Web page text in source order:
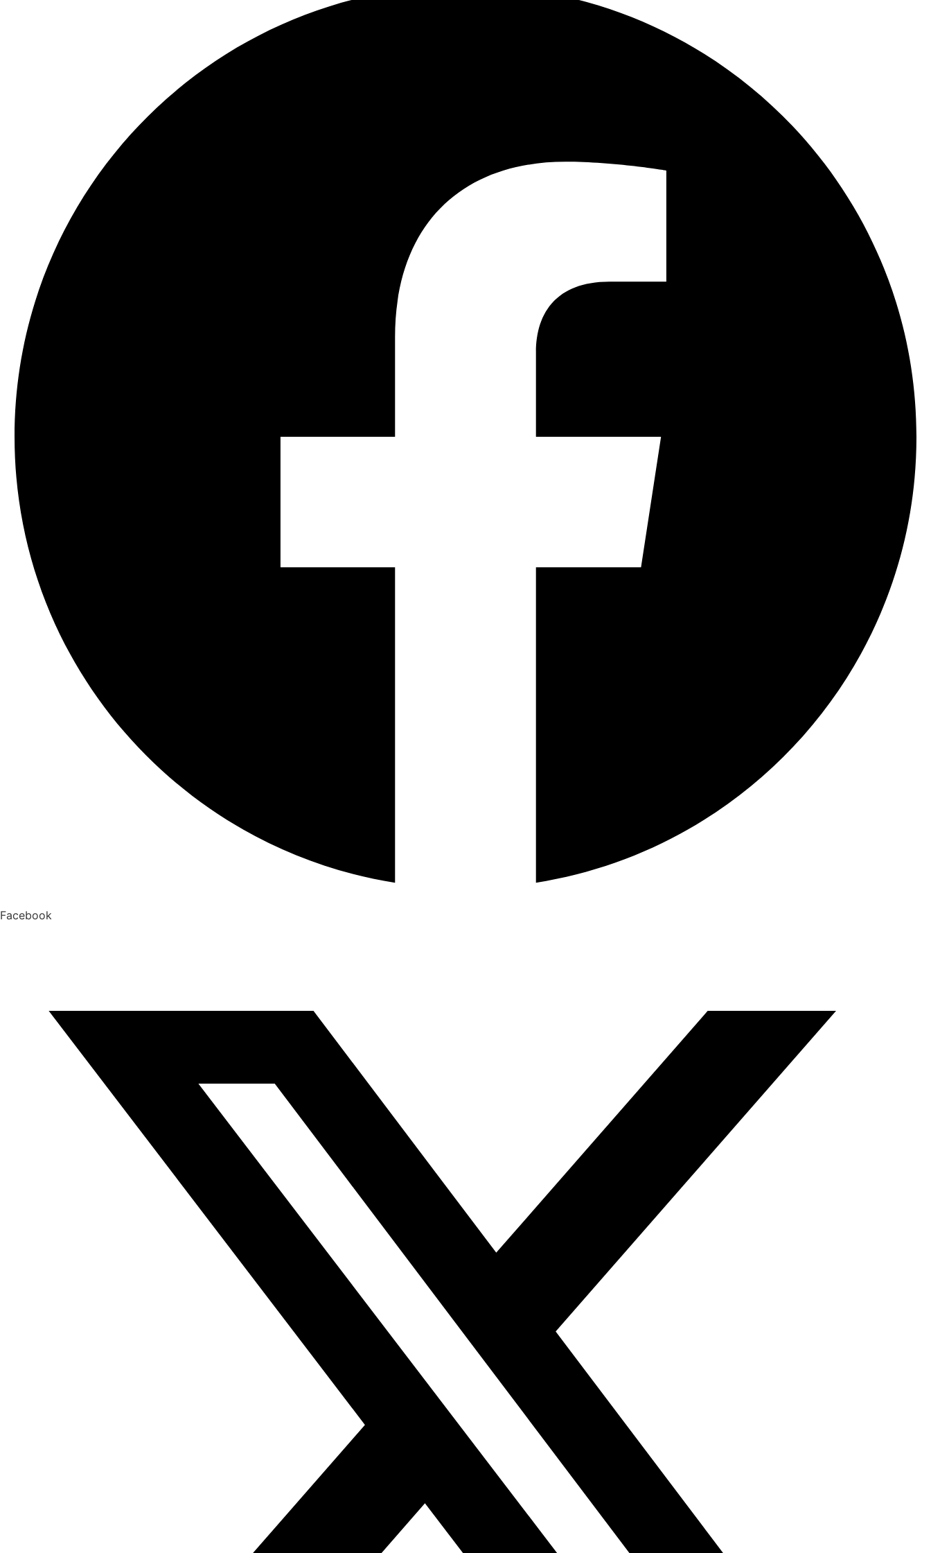
loculi erano utilizzati prevalentemente per i poveri, mentre i cubicoli, piccole stanze private, erano riservati alle famiglie più abbienti. Tra le tombe più significative, vi sono quelle
di numerosi martiri e di due papi: Marcellino e Marcello I, sepolti qui tra il III e il IV secolo. Un altro elemento di grande interesse è il cosiddetto “Museo delle Sarcofagi”, che
ospita una collezione di sarcofagi decorati rinvenuti nella catacomba. Questo museo offre uno spaccato della scultura funeraria romana e delle pratiche sepolcrali dei primi
cristiani, con esemplari che mostrano scene bibliche e simboli cristiani come l’ichthys, il pesce, acronimo greco per “Gesù Cristo, Figlio di Dio, Salvatore”.
Facebook